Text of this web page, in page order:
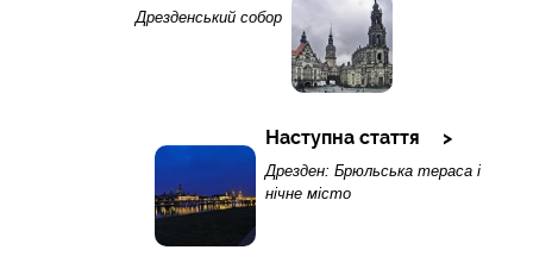
Дрезденський собор
Наступна стаття
Дрезден: Брюльська тераса і
нічне місто